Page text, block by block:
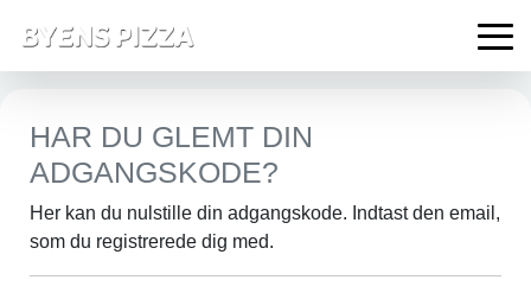
HAR DU GLEMT DIN
ADGANGSKODE?
Her kan du nulstille din adgangskode. Indtast den email,
som du registrerede dig med.